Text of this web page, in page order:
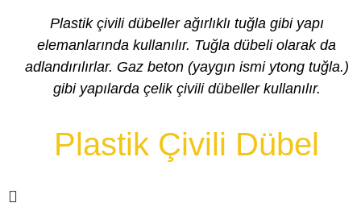
Plastik çivili dübeller ağırlıklı tuğla gibi yapı
elemanlarında kullanılır. Tuğla dübeli olarak da
adlandırılırlar. Gaz beton (yaygın ismi ytong tuğla.)
gibi yapılarda çelik çivili dübeller kullanılır.
Plastik Çivili Dübel